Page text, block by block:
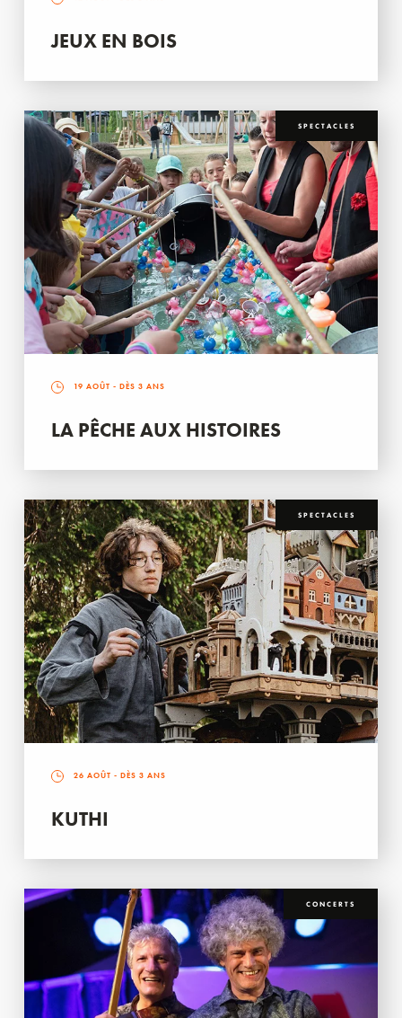
JEUX EN BOIS
SPECTACLES
19 AOÛT - DÈS 3 ANS
LA PÊCHE AUX HISTOIRES
SPECTACLES
26 AOÛT - DÈS 3 ANS
KUTHI
CONCERTS